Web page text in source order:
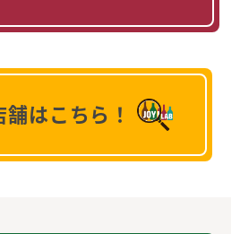
はこちら！